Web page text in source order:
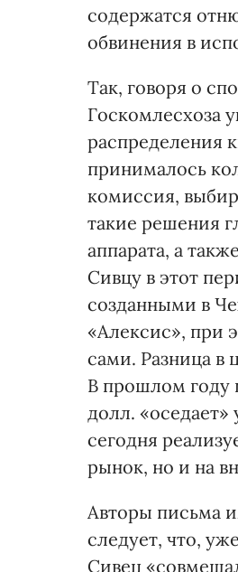
содержатся
обвинения в
Так, говоря о
Госкомлесхоза
распределения
принималось
комиссия,
такие решения
аппарата, а
Сивцу в этот
созданными в
«Алексис», при
сами. Разница
В прошлом году
долл.
сегодня
рынок, но и на
Авторы письма
следует, что,
Сивец